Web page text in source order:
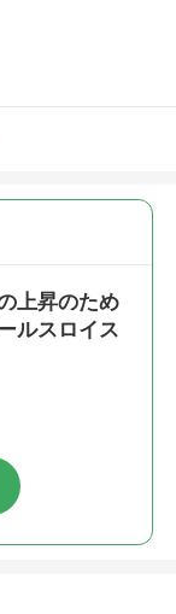
上昇のため
ルスロイス